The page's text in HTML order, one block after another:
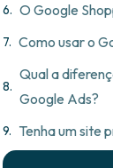
O Google
Como usar o
Qual a
Google Ads?
Tenha um site